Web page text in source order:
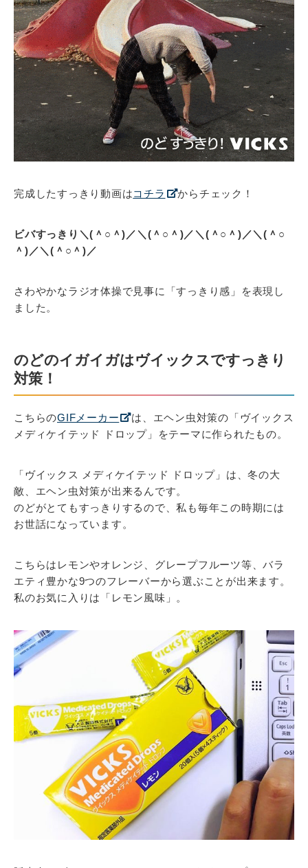
完成したすっきり動画はコチラ からチェック！
ビバすっきり＼(＾○＾)／＼(＾○＾)／＼(＾○＾)／＼(＾○
＾)／＼(＾○＾)／
さわやかなラジオ体操で見事に「すっきり感」を表現し
ました。
のどのイガイガはヴイックスですっきり
対策！
こちらのGIFメーカー
は、エヘン虫対策の「ヴイックス
メディケイテッド ドロップ」をテーマに作られたもの。
「ヴイックス メディケイテッド ドロップ」は、冬の大
敵、エヘン虫対策が出来るんです。
のどがとてもすっきりするので、私も毎年この時期には
お世話になっています。
こちらはレモンやオレンジ、グレープフルーツ等、バラ
エティ豊かな9つのフレーバーから選ぶことが出来ます。
私のお気に入りは「レモン風味」。